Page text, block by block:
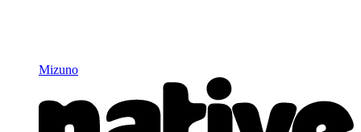
Mizuno